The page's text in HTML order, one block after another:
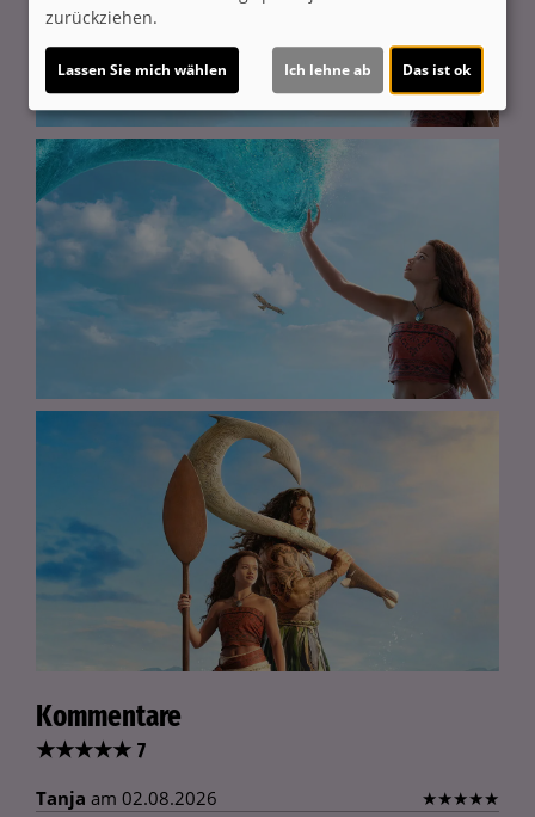
Kommentare
★★★★★ 7
Tanja am 02.08.2026 ★★★★★
zurückziehen.
Lassen Sie mich wählen Ich lehne ab Das ist ok